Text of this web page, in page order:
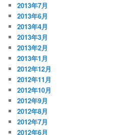
2013年7月
2013年6月
2013年4月
2013年3月
2013年2月
2013年1月
2012年12月
2012年11月
2012年10月
2012年9月
2012年8月
2012年7月
2012年6月